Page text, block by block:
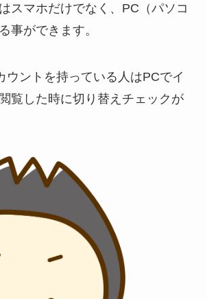
スマホだけでなく、PC（パソコ
事ができます。
ウントを持っている人はPCでイ
覧した時に切り替えチェックが